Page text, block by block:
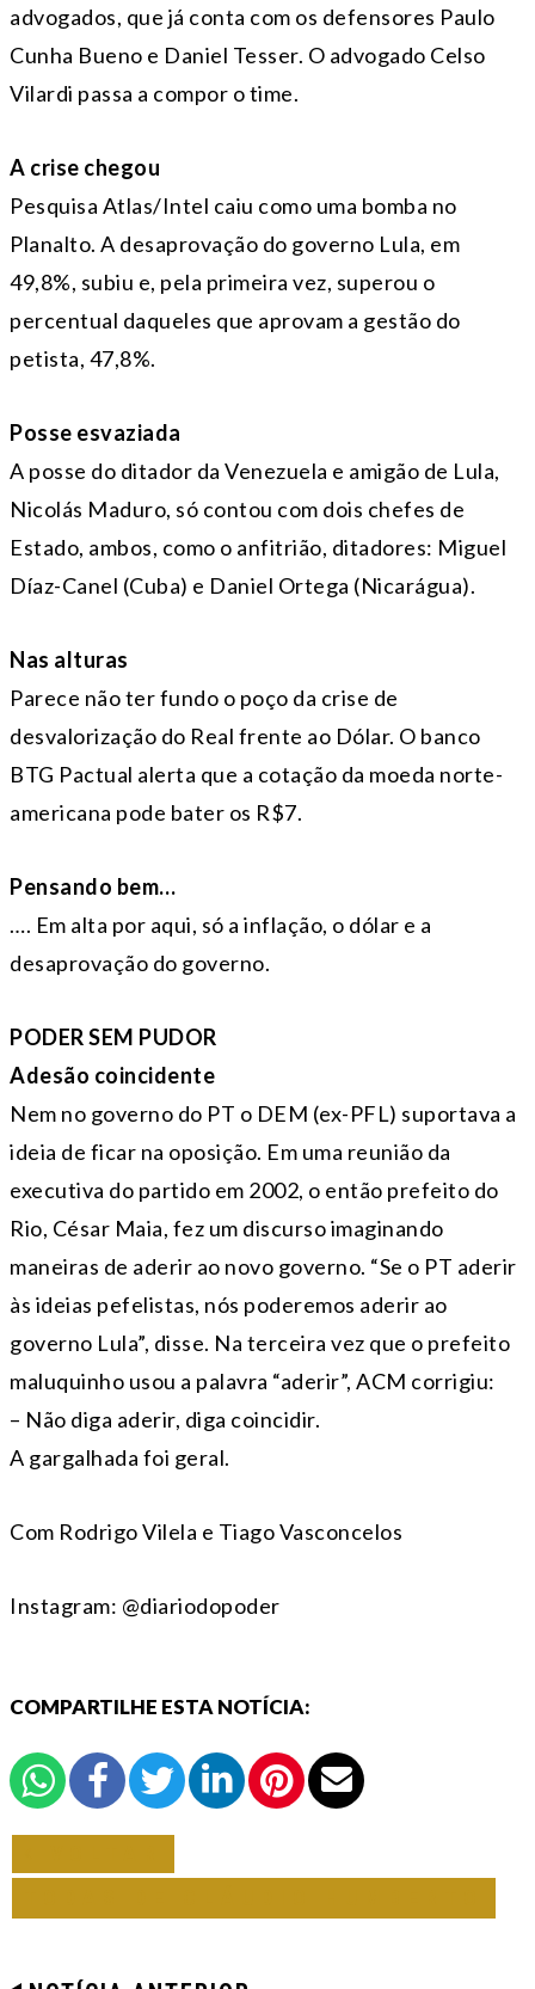
advogados, que já conta com os defensores Paulo
Cunha Bueno e Daniel Tesser. O advogado Celso
Vilardi passa a compor o time.
A crise chegou
Pesquisa Atlas/Intel caiu como uma bomba no
Planalto. A desaprovação do governo Lula, em
49,8%, subiu e, pela primeira vez, superou o
percentual daqueles que aprovam a gestão do
petista, 47,8%.
Posse esvaziada
A posse do ditador da Venezuela e amigão de Lula,
Nicolás Maduro, só contou com dois chefes de
Estado, ambos, como o anfitrião, ditadores: Miguel
Díaz-Canel (Cuba) e Daniel Ortega (Nicarágua).
Nas alturas
Parece não ter fundo o poço da crise de
desvalorização do Real frente ao Dólar. O banco
BTG Pactual alerta que a cotação da moeda norte-
americana pode bater os R$7.
Pensando bem…
…. Em alta por aqui, só a inflação, o dólar e a
desaprovação do governo.
PODER SEM PUDOR
Adesão coincidente
Nem no governo do PT o DEM (ex-PFL) suportava a
ideia de ficar na oposição. Em uma reunião da
executiva do partido em 2002, o então prefeito do
Rio, César Maia, fez um discurso imaginando
maneiras de aderir ao novo governo. “Se o PT aderir
às ideias pefelistas, nós poderemos aderir ao
governo Lula”, disse. Na terceira vez que o prefeito
maluquinho usou a palavra “aderir”, ACM corrigiu:
– Não diga aderir, diga coincidir.
A gargalhada foi geral.
Com Rodrigo Vilela e Tiago Vasconcelos
Instagram: @diariodopoder
COMPARTILHE ESTA NOTÍCIA: